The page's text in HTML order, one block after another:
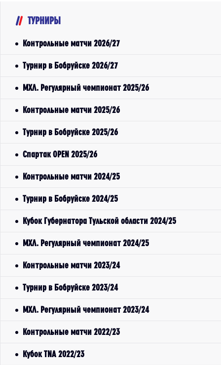
ТУРНИРЫ
Контрольные матчи 2026/27
Турнир в Бобруйске 2026/27
МХЛ. Регулярный чемпионат 2025/26
Контрольные матчи 2025/26
Турнир в Бобруйске 2025/26
Спартак OPEN 2025/26
Контрольные матчи 2024/25
Турнир в Бобруйске 2024/25
Кубок Губернатора Тульской области 2024/25
МХЛ. Регулярный чемпионат 2024/25
Контрольные матчи 2023/24
Турнир в Бобруйске 2023/24
МХЛ. Регулярный чемпионат 2023/24
Контрольные матчи 2022/23
Кубок TNA 2022/23